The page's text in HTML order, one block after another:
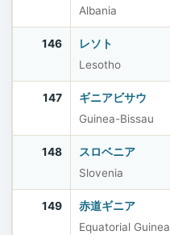
Albania
146
レソト
Lesotho
147
ギニアビサウ
Guinea-Bissau
148
スロベニア
Slovenia
149
赤道ギニア
Equatorial Guinea